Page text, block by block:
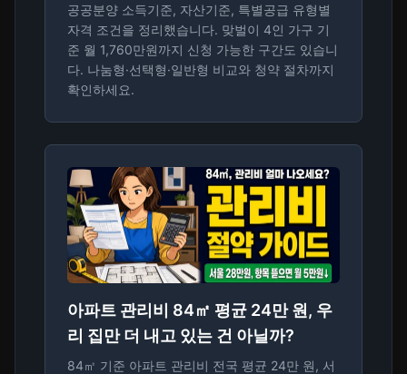
공공분양 소득기준, 자산기준, 특별공급 유형별
자격 조건을 정리했습니다. 맞벌이 4인 가구 기
준 월 1,760만원까지 신청 가능한 구간도 있습니
다. 나눔형·선택형·일반형 비교와 청약 절차까지
확인하세요.
아파트 관리비 84㎡ 평균 24만 원, 우
리 집만 더 내고 있는 건 아닐까?
84㎡ 기준 아파트 관리비 전국 평균 24만 원, 서